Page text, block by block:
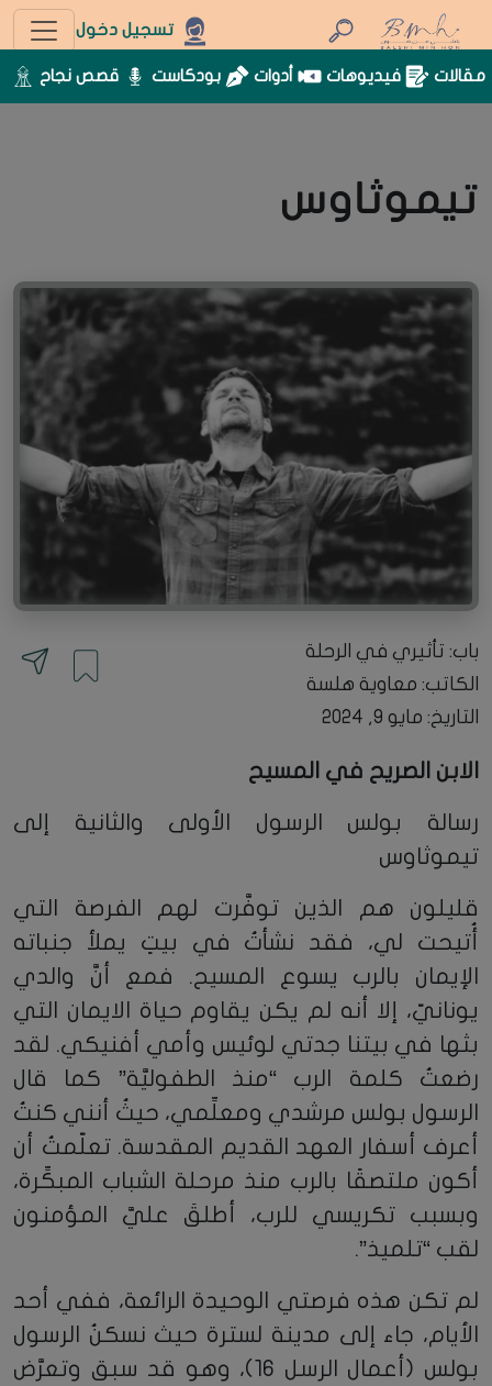
تسجيل دخول
مقالات فيديوهات أدوات بودكاست قصص نجاح
تيموثاوس
باب: تأثيري في الرحلة
الكاتب: معاوية هلسة
التاريخ: مايو 9, 2024
الابن الصريح في المسيح
رسالة بولس الرسول الأولى والثانية إلى
تيموثاوس
قليلون هم الذين توفَّرت لهم الفرصة التي
أُتيحت لي، فقد نشأتُ في بيتٍ يملأ جنباته
الإيمان بالرب يسوع المسيح. فمع أنَّ والدي
يونانيّ، إلا أنه لم يكن يقاوم حياة الايمان التي
بثها في بيتنا جدتي لوئيس وأمي أفنيكي. لقد
رضعتُ كلمة الرب “منذ الطفوليَّة” كما قال
الرسول بولس مرشدي ومعلِّمي، حيثُ أنني كنتُ
أعرف أسفار العهد القديم المقدسة. تعلّمتُ أن
أكون ملتصقًا بالرب منذ مرحلة الشباب المبكِّرة،
وبسبب تكريسي للرب، أطلقَ عليَّ المؤمنون
لقب “تلميذ”.
لم تكن هذه فرصتي الوحيدة الرائعة، ففي أحد
الأيام، جاء إلى مدينة لسترة حيث نسكنُ الرسول
بولس (أعمال الرسل 16)، وهو قد سبق وتعرَّض